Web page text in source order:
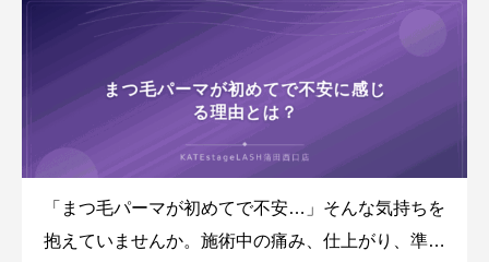
「まつ毛パーマが初めてで不安…」そんな気持ちを
抱えていませんか。施術中の痛み、仕上がり、準備